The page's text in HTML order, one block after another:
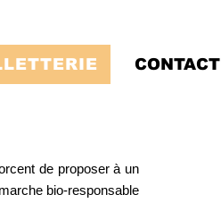
CONTACT
de proposer à un
bio-responsable